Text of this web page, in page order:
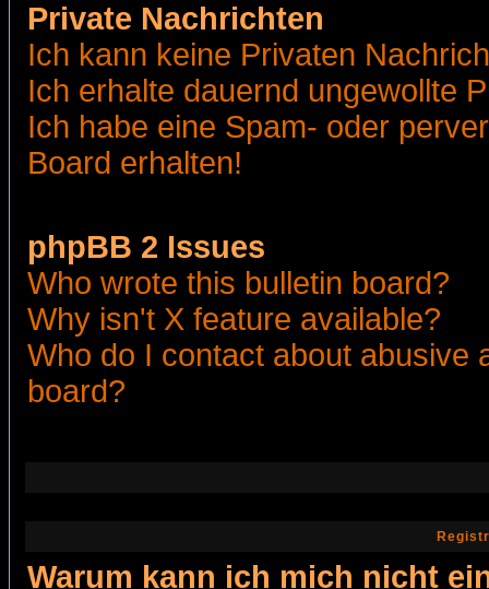
Private Nachrichten
Ich kann keine Privaten
Ich erhalte dauernd ungewollte
Ich habe eine Spam- oder
Board erhalten!
phpBB 2 Issues
Who wrote this bulletin board?
Why isn't X feature available?
Who do I contact about abusive
board?
Warum kann ich mich nicht